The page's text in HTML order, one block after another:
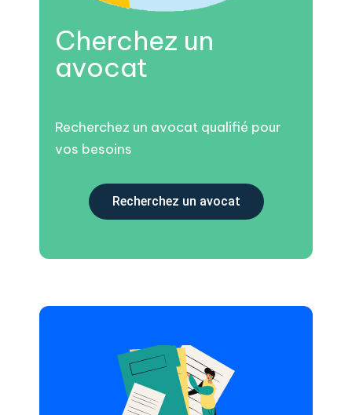
Cherchez un
avocat
Recherchez un avocat qualifié pour
vos besoins
Recherchez un avocat